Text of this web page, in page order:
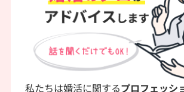
私たちは婚活に関するプロフェッシ